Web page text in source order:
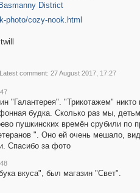
Basmanny District
photo/cozy-nook.html
Latest comment: 27 August 2017, 17:27
"Галантерея". "Трикотажем" никто
будка. Сколько раз мы,
пушкинских времён срубили по
". Оно ей очень мешало,
Спасибо за фото
вкуса", был магазин "Свет".